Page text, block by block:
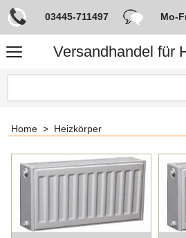
03445-711497 Mo-
Versandhandel für
Home > Heizkörper